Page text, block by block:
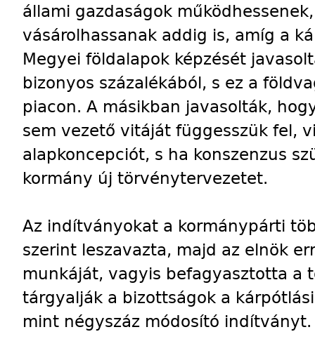
állami gazdaságok
vásárolhassanak addig is, amíg a
Megyei földalapok képzését
bizonyos százalékából, s ez a
piacon. A másikban javasolták,
sem vezető vitáját függesszük fel,
alapkoncepciót, s ha konszenzus
kormány új törvénytervezetet.
Az indítványokat a kormánypárti
szerint leszavazta, majd az elnök
munkáját, vagyis befagyasztotta a
tárgyalják a bizottságok a
mint négyszáz módosító indítványt.